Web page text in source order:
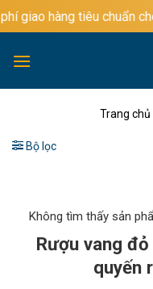
Bỏ
qua
dung
tiêu chuẩn cho các đơn
Trang chủ
Bộ lọc
Không tìm thấy sản
Rượu vang
quyến